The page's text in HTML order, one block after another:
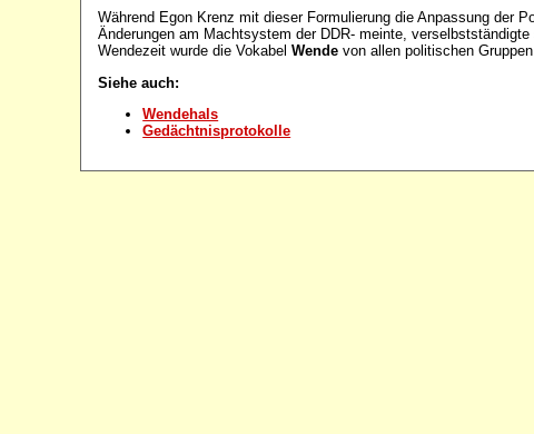
Während Egon Krenz mit dieser Formulierung die Anpassung der
Änderungen am Machtsystem der DDR- meinte,
Wendezeit wurde die VokabelWende von allen politischen
Siehe auch:
Wendehals
Gedächtnisprotokolle